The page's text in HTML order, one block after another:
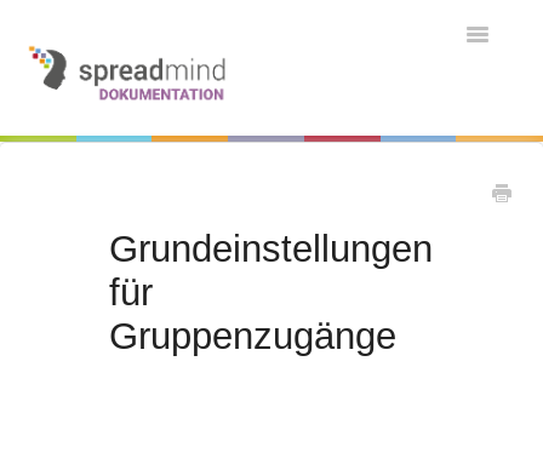
Toggle
Grundeinstellungen
für
Gruppenzugänge